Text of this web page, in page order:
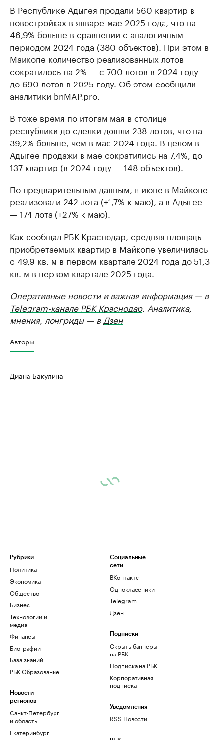
В Республике Адыгея продали 560 квартир в
новостройках в январе-мае 2025 года, что на
46,9% больше в сравнении с аналогичным
периодом 2024 года (380 объектов). При этом в
Майкопе количество реализованных лотов
сократилось на 2% — с 700 лотов в 2024 году
до 690 лотов в 2025 году. Об этом сообщили
аналитики bnMAP.pro.
В тоже время по итогам мая в столице
республики до сделки дошли 238 лотов, что на
39,2% больше, чем в мае 2024 года. В целом в
Адыгее продажи в мае сократились на 7,4%, до
137 квартир (в 2024 году — 148 объектов).
По предварительным данным, в июне в Майкопе
реализовали 242 лота (+1,7% к маю), а в Адыгее
— 174 лота (+27% к маю).
Как сообщал РБК Краснодар, средняя площадь
приобретаемых квартир в Майкопе увеличилась
с 49,9 кв. м в первом квартале 2024 года до 51,3
кв. м в первом квартале 2025 года.
Оперативные новости и важная информация — в
Telegram-канале РБК Краснодар. Аналитика,
мнения, лонгриды — в Дзен
Авторы
Диана Бакулина
Рубрики
Политика
Экономика
Общество
Бизнес
Технологии и
медиа
Финансы
Биографии
База знаний
РБК Образование
Новости
регионов
Санкт-Петербург
и область
Екатеринбург
Социальные
сети
ВКонтакте
Одноклассники
Telegram
Дзен
Подписки
Скрыть баннеры
на РБК
Подписка на РБК
Корпоративная
подписка
Уведомления
RSS Новости